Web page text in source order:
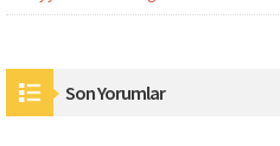
Son Yorumlar